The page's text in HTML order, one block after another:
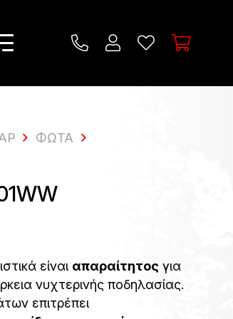
ΦΏΤΑ
είναι απαραίτητοςγια
νυχτερινής ποδηλασίας.
επιτρέπει